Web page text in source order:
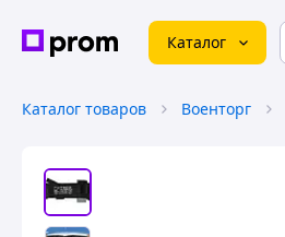
Каталог
Каталог товаров Военторг